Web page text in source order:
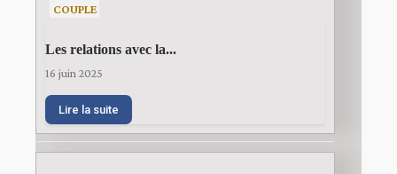
COUPLE
Les relations avec la...
16 juin 2025
Lire la suite